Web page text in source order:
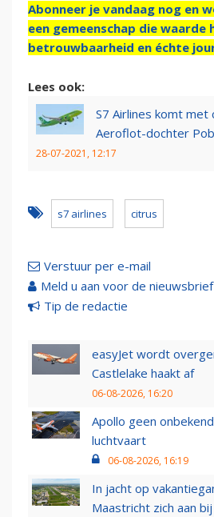
Abonneer je vandaag nog en
een gemeenschap die
betrouwbaarheid en échte
Lees ook:
S7 Airlines komt
Aeroflot-dochter
28-07-2021, 12:17
s7 airlines citrus
Verstuur per e-mail
Meld u aan voor de nieuwsbrief
Tip de redactie
easyJet wordt
Castlelake haakt af
06-08-2026, 16:20
Apollo geen
luchtvaart
06-08-2026, 16:19
In jacht op
Maastricht zich aan bij